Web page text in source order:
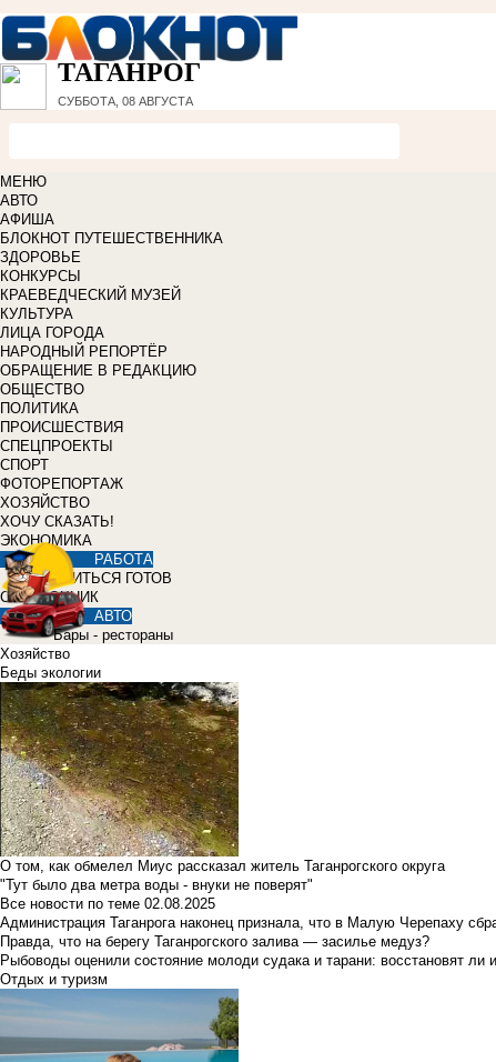
ТАГАНРОГ
СУББОТА, 08 АВГУСТА
МЕНЮ
АВТО
АФИША
БЛОКНОТ ПУТЕШЕСТВЕННИКА
ЗДОРОВЬЕ
КОНКУРСЫ
КРАЕВЕДЧЕСКИЙ МУЗЕЙ
КУЛЬТУРА
ЛИЦА ГОРОДА
НАРОДНЫЙ РЕПОРТЁР
ОБРАЩЕНИЕ В РЕДАКЦИЮ
ОБЩЕСТВО
ПОЛИТИКА
ПРОИСШЕСТВИЯ
СПЕЦПРОЕКТЫ
СПОРТ
ФОТОРЕПОРТАЖ
ХОЗЯЙСТВО
ХОЧУ СКАЗАТЬ!
ЭКОНОМИКА
РАБОТА
УЧИТЬСЯ ГОТОВ
СПРАВОЧНИК
АВТО
Бары - рестораны
Хозяйство
Беды экологии
О том, как обмелел Миус рассказал житель Таганрогского округа
"Тут было два метра воды - внуки не поверят"
Все новости по теме 02.08.2025
Администрация Таганрога наконец признала, что в Малую Черепаху
Правда, что на берегу Таганрогского залива — засилье медуз?
Рыбоводы оценили состояние молоди судака и тарани: восстановят ли
Отдых и туризм